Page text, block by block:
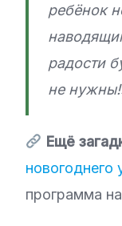
ребёнок
радости
не
Ещё
новогоднего
программа